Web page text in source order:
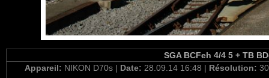
SGA BCFeh 4/4 5 + TB
Appareil: NIKON D70s | Date: 28.09.14 16:48 | Résolution: